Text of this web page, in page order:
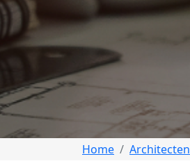
Home Architecten